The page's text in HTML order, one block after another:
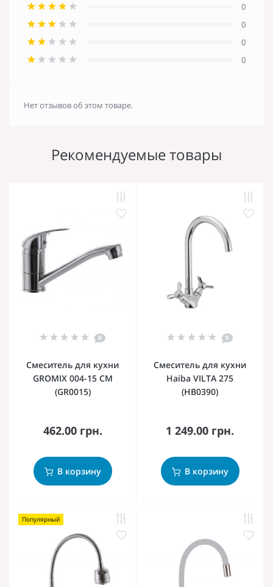
0
0
0
0
Нет отзывов об этом товаре.
Рекомендуемые товары
0
Смеситель для кухни
GROMIX 004-15 СМ
(GR0015)
462.00 грн.
В корзину
0
Смеситель для кухни
Haiba VILTA 275
(HB0390)
1 249.00 грн.
В корзину
Популярный